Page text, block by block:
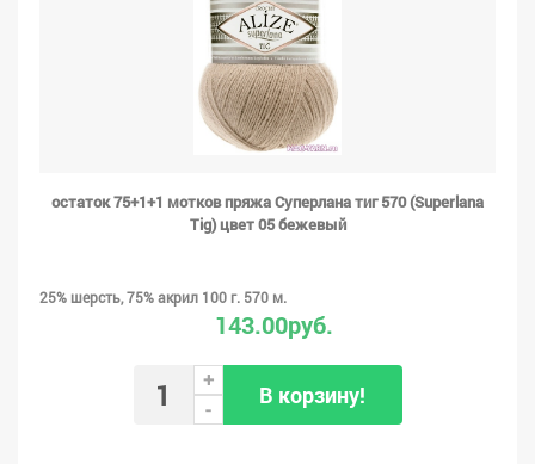
остаток 75+1+1 мотков пряжа Суперлана тиг 570 (Superlana
Tig) цвет 05 бежевый
25% шерсть, 75% акрил 100 г. 570 м.
143.00руб.
+
-
В корзину!